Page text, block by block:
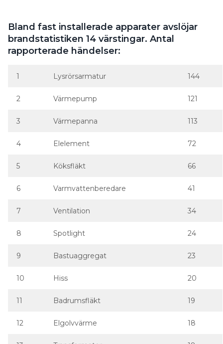
Lysrörsarmatur 144
2 Värmepump
3 Värmepanna 113
4 Elelement 72
5 Köksfläkt 66
6 Varmvattenberedare 41
7 Ventilation 34
8 Spotlight 24
9 Bastuaggregat 23
10 Hiss 20
11 Badrumsfläkt 19
12 Elgolvvärme 18
13 Transformator 18
14 Spa-badkar 17